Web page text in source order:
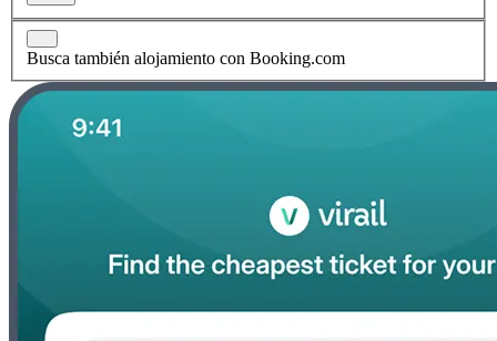
Busca también alojamiento con Booking.com